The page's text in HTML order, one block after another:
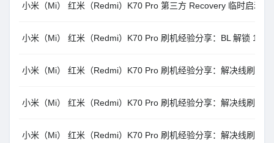
小米（Mi） 红米（Redmi）K70 Pro 第三方 Recovery 临时启动与
小米（Mi） 红米（Redmi）K70 Pro 刷机经验分享：BL 解锁
小米（Mi） 红米（Redmi）K70 Pro 刷机经验分享：解决线刷报
小米（Mi） 红米（Redmi）K70 Pro 刷机经验分享：解决线刷报
小米（Mi） 红米（Redmi）K70 Pro 刷机经验分享：解决线刷报